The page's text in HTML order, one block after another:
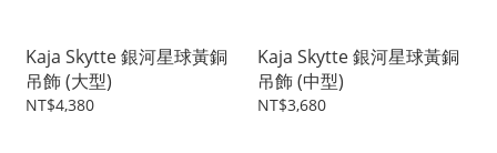
Kaja Skytte 銀河星球黃銅
吊飾 (大型)
NT$4,380
Kaja Skytte 銀河星球黃銅
吊飾 (中型)
NT$3,680